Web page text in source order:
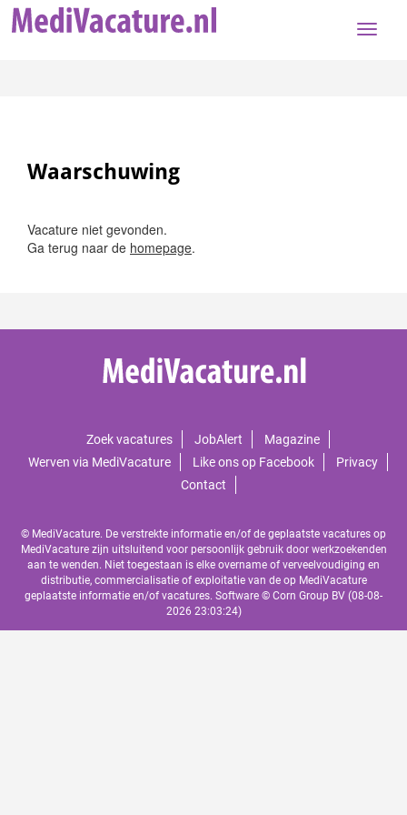
Toggle
Waarschuwing
Vacature niet gevonden.
Ga terug naar de homepage.
Zoek vacatures JobAlert
Magazine
Werven via MediVacature
Like ons op Facebook
Privacy
Contact
© MediVacature. De verstrekte informatie en/of de geplaatste vacatures op
MediVacature zijn uitsluitend voor persoonlijk gebruik door werkzoekenden
aan te wenden. Niet toegestaan is elke overname of verveelvoudiging en
distributie, commercialisatie of exploitatie van de op MediVacature
geplaatste informatie en/of vacatures. Software © Corn Group BV (08-08-
2026 23:03:24)